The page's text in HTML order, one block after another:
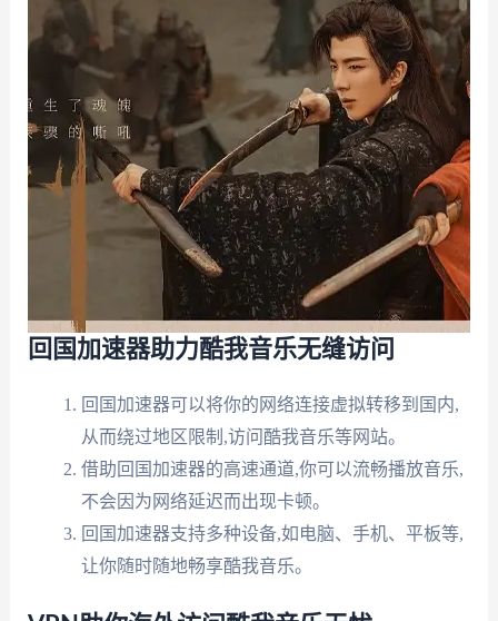
回国加速器助力酷我音乐无缝访问
回国加速器可以将你的网络连接虚拟转移到国内,
从而绕过地区限制,访问酷我音乐等网站。
借助回国加速器的高速通道,你可以流畅播放音乐,
不会因为网络延迟而出现卡顿。
回国加速器支持多种设备,如电脑、手机、平板等,
让你随时随地畅享酷我音乐。